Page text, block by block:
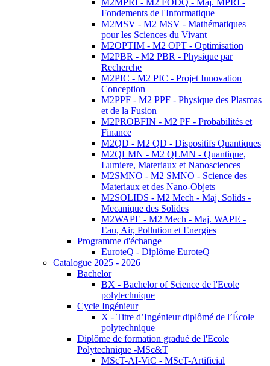
M2MPRI - M2 FODQ - Maj. MPRI -
Fondements de l'Informatique
M2MSV - M2 MSV - Mathématiques
pour les Sciences du Vivant
M2OPTIM - M2 OPT - Optimisation
M2PBR - M2 PBR - Physique par
Recherche
M2PIC - M2 PIC - Projet Innovation
Conception
M2PPF - M2 PPF - Physique des Plasmas
et de la Fusion
M2PROBFIN - M2 PF - Probabilités et
Finance
M2QD - M2 QD - Dispositifs Quantiques
M2QLMN - M2 QLMN - Quantique,
Lumiere, Materiaux et Nanosciences
M2SMNO - M2 SMNO - Science des
Materiaux et des Nano-Objets
M2SOLIDS - M2 Mech - Maj. Solids -
Mecanique des Solides
M2WAPE - M2 Mech - Maj. WAPE -
Eau, Air, Pollution et Energies
Programme d'échange
EuroteQ - Diplôme EuroteQ
Catalogue 2025 - 2026
Bachelor
BX - Bachelor of Science de l'Ecole
polytechnique
Cycle Ingénieur
X - Titre d’Ingénieur diplômé de l’École
polytechnique
Diplôme de formation gradué de l'Ecole
Polytechnique -MSc&T
MScT-AI-ViC - MScT-Artificial